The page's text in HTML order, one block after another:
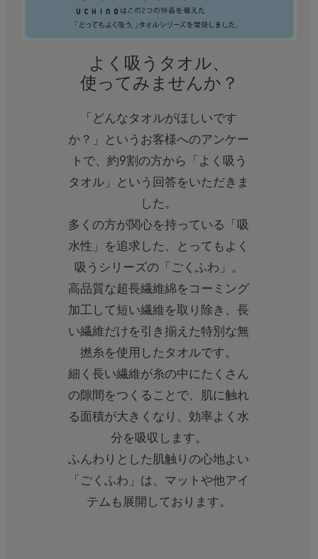
よく吸うタオル、
使ってみませんか？
「どんなタオルがほしいです
か？」というお客様へのアンケー
トで、約9割の方から「よく吸う
タオル」という回答をいただきま
した。
多くの方が関心を持っている「吸
水性」を追求した、とってもよく
吸うシリーズの「ごくふわ」。
高品質な超長繊維綿をコーミング
加工して短い繊維を取り除き、長
い繊維だけを引き揃えた特別な無
撚糸を使用したタオルです。
細く長い繊維が糸の中にたくさん
の隙間をつくることで、肌に触れ
る面積が大きくなり、効率よく水
分を吸収します。
ふんわりとした肌触りの心地よい
「ごくふわ」は、マットや他アイ
テムも展開しております。